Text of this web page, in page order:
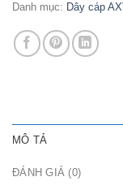
Danh mục: Dây cáp
MÔ TẢ
ĐÁNH GIÁ (0)